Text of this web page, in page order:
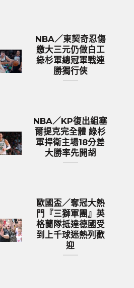
NBA／東契奇忍傷
繳大三元仍做白工
綠杉軍總冠軍戰連
勝獨行俠
NBA／KP復出組塞
爾提克完全體 綠杉
軍捍衛主場18分差
大勝率先開胡
歐國盃／奪冠大熱
門『三獅軍團』英
格蘭隊抵達德國受
到上千球迷熱列歡
迎